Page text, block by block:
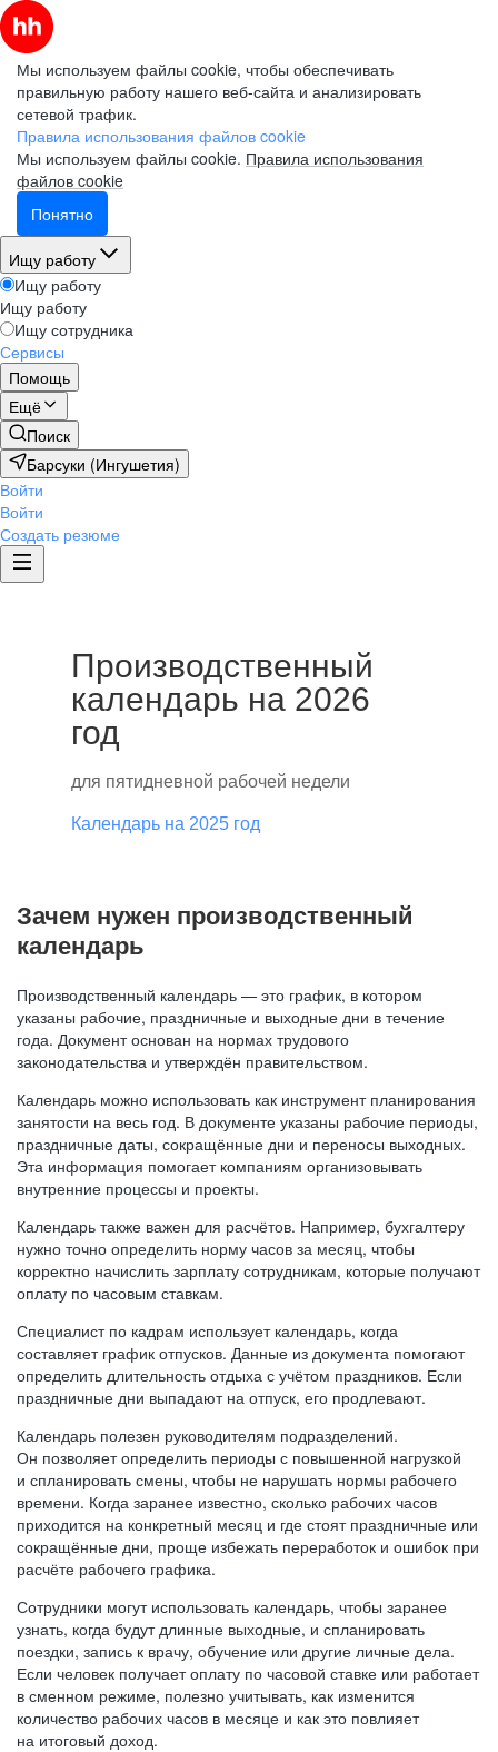
Мы используем файлы cookie, чтобы обеспечивать
правильную работу нашего веб-сайта и анализировать
сетевой трафик.
Правила использования файлов cookie
Мы используем файлы cookie. Правила использования
файлов cookie
Понятно
Ищу работу
Ищу работу
Ищу работу
Ищу сотрудника
Сервисы
Помощь
Ещё
Поиск
Барсуки (Ингушетия)
Войти
Войти
Создать резюме
Производственный
календарь на 2026
год
для пятидневной рабочей недели
Календарь на 2025 год
Зачем нужен производственный
календарь
Производственный календарь — это график, в котором
указаны рабочие, праздничные и выходные дни в течение
года. Документ основан на нормах трудового
законодательства и утверждён правительством.
Календарь можно использовать как инструмент планирования
занятости на весь год. В документе указаны рабочие периоды,
праздничные даты, сокращённые дни и переносы выходных.
Эта информация помогает компаниям организовывать
внутренние процессы и проекты.
Календарь также важен для расчётов. Например, бухгалтеру
нужно точно определить норму часов за месяц, чтобы
корректно начислить зарплату сотрудникам, которые получают
оплату по часовым ставкам.
Специалист по кадрам использует календарь, когда
составляет график отпусков. Данные из документа помогают
определить длительность отдыха с учётом праздников. Если
праздничные дни выпадают на отпуск, его продлевают.
Календарь полезен руководителям подразделений.
Он позволяет определить периоды с повышенной нагрузкой
и спланировать смены, чтобы не нарушать нормы рабочего
времени. Когда заранее известно, сколько рабочих часов
приходится на конкретный месяц и где стоят праздничные или
сокращённые дни, проще избежать переработок и ошибок при
расчёте рабочего графика.
Сотрудники могут использовать календарь, чтобы заранее
узнать, когда будут длинные выходные, и спланировать
поездки, запись к врачу, обучение или другие личные дела.
Если человек получает оплату по часовой ставке или работает
в сменном режиме, полезно учитывать, как изменится
количество рабочих часов в месяце и как это повлияет
на итоговый доход.